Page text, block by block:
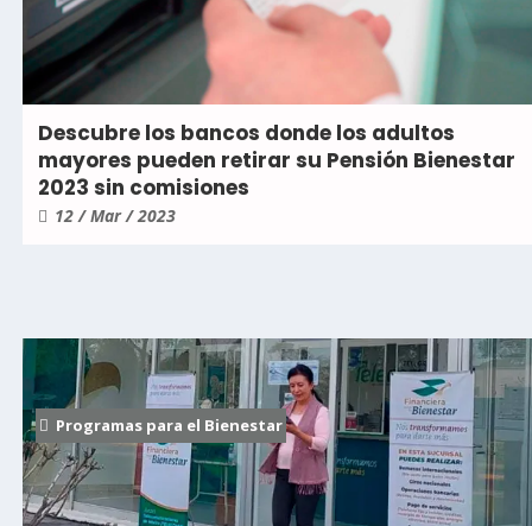
Descubre los bancos donde los adultos
mayores pueden retirar su Pensión Bienestar
2023 sin comisiones
12 / Mar / 2023
Programas para el Bienestar